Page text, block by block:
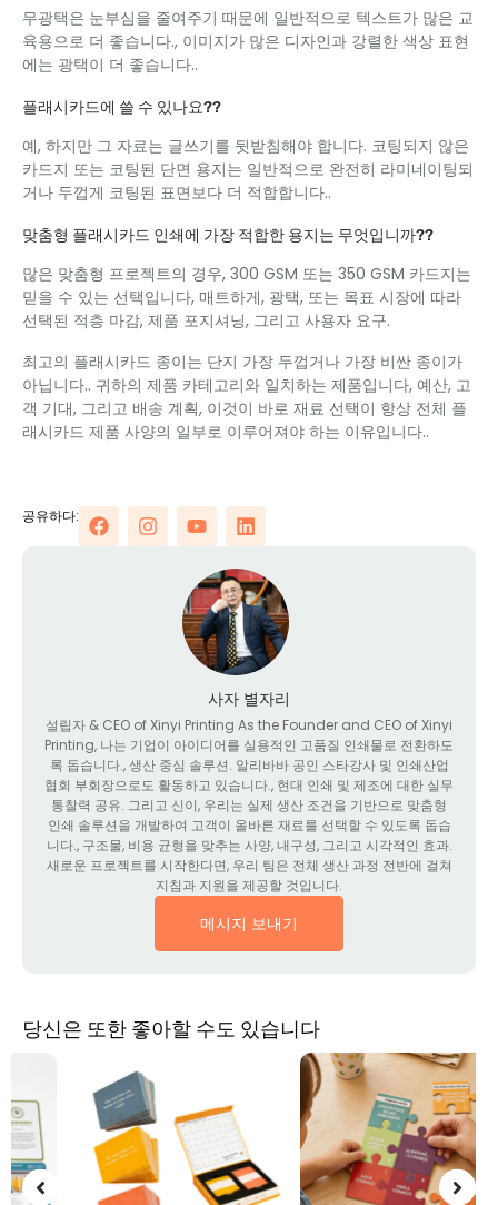
무광택은 눈부심을 줄여주기 때문에 일반적으로 텍스트가 많은 교
육용으로 더 좋습니다., 이미지가 많은 디자인과 강렬한 색상 표현
에는 광택이 더 좋습니다..
플래시카드에 쓸 수 있나요??
예, 하지만 그 자료는 글쓰기를 뒷받침해야 합니다. 코팅되지 않은
카드지 또는 코팅된 단면 용지는 일반적으로 완전히 라미네이팅되
거나 두껍게 코팅된 표면보다 더 적합합니다..
맞춤형 플래시카드 인쇄에 가장 적합한 용지는 무엇입니까??
많은 맞춤형 프로젝트의 경우, 300 GSM 또는 350 GSM 카드지는
믿을 수 있는 선택입니다, 매트하게, 광택, 또는 목표 시장에 따라
선택된 적층 마감, 제품 포지셔닝, 그리고 사용자 요구.
최고의 플래시카드 종이는 단지 가장 두껍거나 가장 비싼 종이가
아닙니다.. 귀하의 제품 카테고리와 일치하는 제품입니다, 예산, 고
객 기대, 그리고 배송 계획, 이것이 바로 재료 선택이 항상 전체 플
래시카드 제품 사양의 일부로 이루어져야 하는 이유입니다..
공유하다:
사자 별자리
설립자 & CEO of Xinyi Printing As the Founder and CEO of Xinyi
Printing, 나는 기업이 아이디어를 실용적인 고품질 인쇄물로 전환하도
록 돕습니다., 생산 중심 솔루션. 알리바바 공인 스타강사 및 인쇄산업
협회 부회장으로도 활동하고 있습니다., 현대 인쇄 및 제조에 대한 실무
통찰력 공유. 그리고 신이, 우리는 실제 생산 조건을 기반으로 맞춤형
인쇄 솔루션을 개발하여 고객이 올바른 재료를 선택할 수 있도록 돕습
니다., 구조물, 비용 균형을 맞추는 사양, 내구성, 그리고 시각적인 효과.
새로운 프로젝트를 시작한다면, 우리 팀은 전체 생산 과정 전반에 걸쳐
지침과 지원을 제공할 것입니다.
메시지 보내기
당신은 또한 좋아할 수도 있습니다